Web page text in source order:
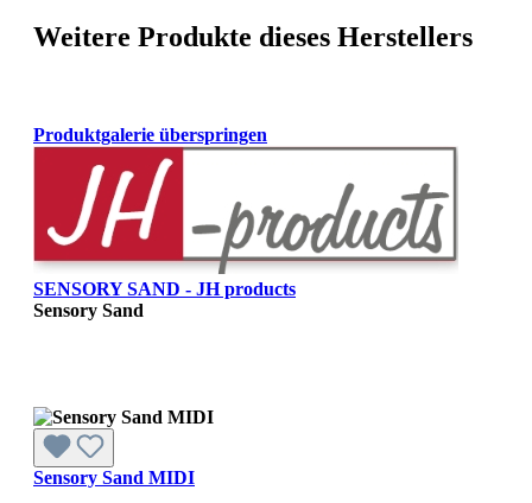
Weitere Produkte dieses Herstellers
Produktgalerie überspringen
SENSORY SAND - JH products
Sensory Sand
Sensory Sand MIDI